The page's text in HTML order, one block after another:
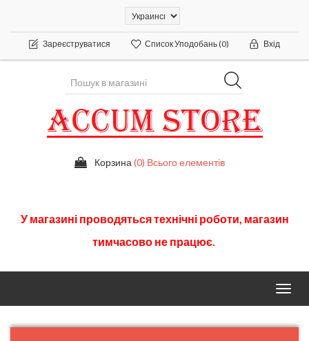
Зареєструватися Список Уподобань(0) Вхід
Корзина (0) Всього елементів
У магазині проводятьсятехнічні роботи, магазин
тимчасово не працює.